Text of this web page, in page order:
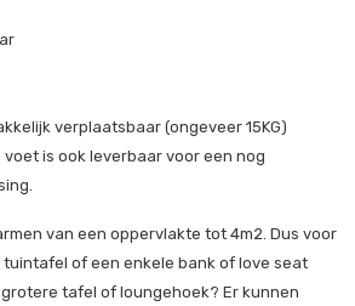
verplaatsbaar (ongeveer 15KG)
is ook leverbaar voor een nog
van een oppervlakte tot 4m2. Dus voor
of een enkele bank of love seat
tafel of loungehoek? Er kunnen